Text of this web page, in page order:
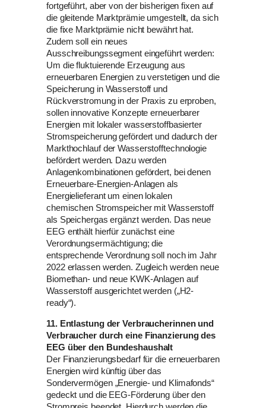
fortgeführt, aber von der bisherigen fixen auf
die gleitende Marktprämie umgestellt, da sich
die fixe Marktprämie nicht bewährt hat.
Zudem soll ein neues
Ausschreibungssegment eingeführt werden:
Um die fluktuierende Erzeugung aus
erneuerbaren Energien zu verstetigen und die
Speicherung in Wasserstoff und
Rückverstromung in der Praxis zu erproben,
sollen innovative Konzepte erneuerbarer
Energien mit lokaler wasserstoffbasierter
Stromspeicherung gefördert und dadurch der
Markthochlauf der Wasserstofftechnologie
befördert werden. Dazu werden
Anlagenkombinationen gefördert, bei denen
Erneuerbare-Energien-Anlagen als
Energielieferant um einen lokalen
chemischen Stromspeicher mit Wasserstoff
als Speichergas ergänzt werden. Das neue
EEG enthält hierfür zunächst eine
Verordnungsermächtigung; die
entsprechende Verordnung soll noch im Jahr
2022 erlassen werden. Zugleich werden neue
Biomethan- und neue KWK-Anlagen auf
Wasserstoff ausgerichtet werden („H2-
ready“).
11. Entlastung der Verbraucherinnen und
Verbraucher durch eine Finanzierung des
EEG über den Bundeshaushalt
Der Finanzierungsbedarf für die erneuerbaren
Energien wird künftig über das
Sondervermögen „Energie- und Klimafonds“
gedeckt und die EEG-Förderung über den